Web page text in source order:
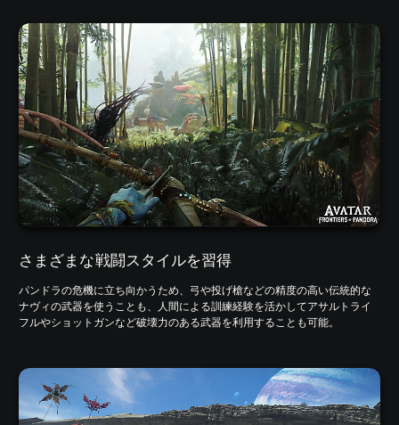
さまざまな戦闘スタイルを習得
パンドラの危機に立ち向かうため、弓や投げ槍などの精度の高い伝統的な
ナヴィの武器を使うことも、人間による訓練経験を活かしてアサルトライ
フルやショットガンなど破壊力のある武器を利用することも可能。